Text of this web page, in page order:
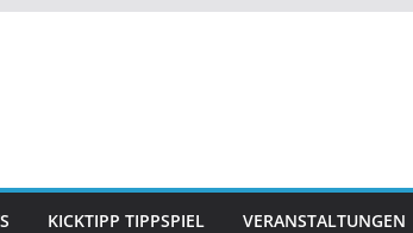
KICKTIPP TIPPSPIEL VERANSTALTUNGEN